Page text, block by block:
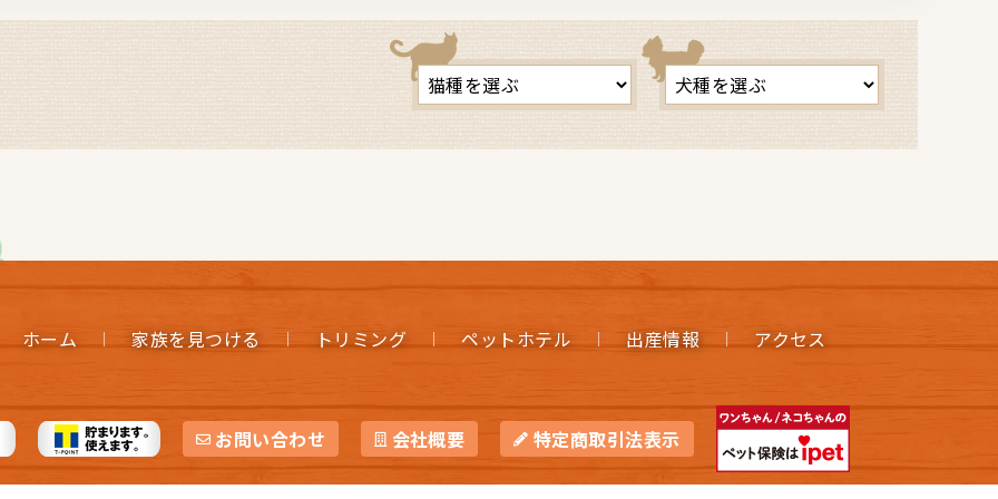
ホーム 家族を見つける トリミング ペットホテル 出産情報 アクセス
お問い合わせ 会社概要 特定商取引法表示